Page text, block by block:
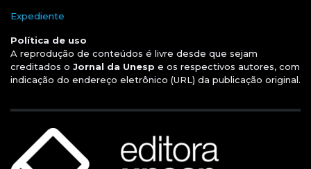
Expediente
Política de uso
A reprodução de conteúdos é livre desde que sejam
creditados o Jornal da Unesp e os respectivos autores, com
indicação do endereço eletrônico (URL) da publicação original.